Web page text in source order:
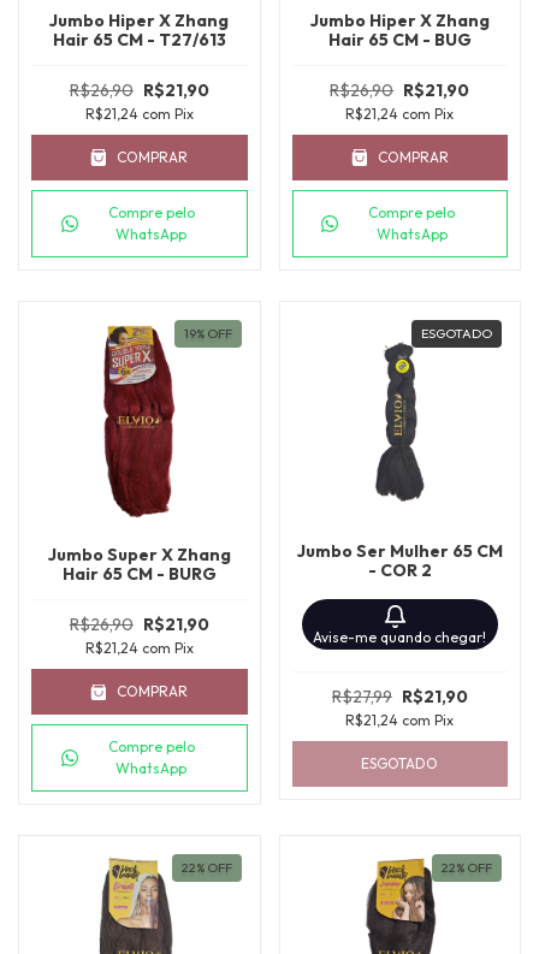
Jumbo Hiper X Zhang
Hair 65 CM - T27/613
R$26,90 R$21,90
R$21,24 com Pix
COMPRAR
Compre pelo
WhatsApp
Jumbo Hiper X Zhang
Hair 65 CM - BUG
R$26,90 R$21,90
R$21,24 com Pix
COMPRAR
Compre pelo
WhatsApp
19% OFF
Jumbo Super X Zhang
Hair 65 CM - BURG
R$26,90 R$21,90
R$21,24 com Pix
COMPRAR
Compre pelo
WhatsApp
ESGOTADO
Jumbo Ser Mulher 65 CM
- COR 2
Avise-me quando chegar!
R$27,99 R$21,90
R$21,24 com Pix
ESGOTADO
22% OFF 22% OFF